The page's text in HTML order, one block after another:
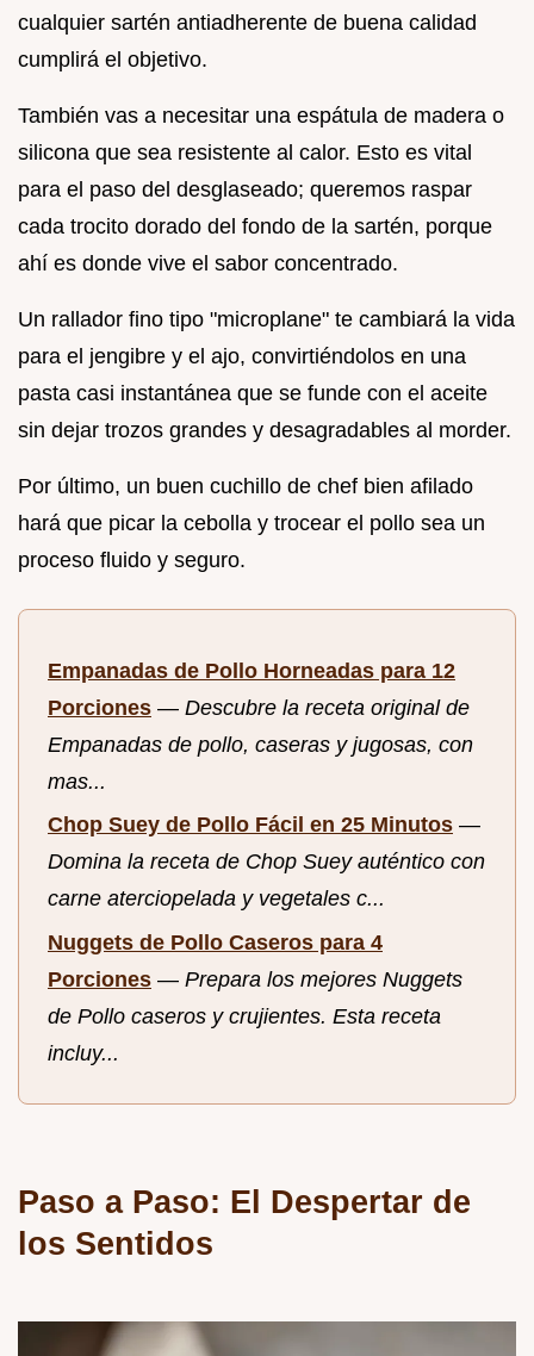
cualquier sartén antiadherente de buena calidad
cumplirá el objetivo.
También vas a necesitar una espátula de madera o
silicona que sea resistente al calor. Esto es vital
para el paso del desglaseado; queremos raspar
cada trocito dorado del fondo de la sartén, porque
ahí es donde vive el sabor concentrado.
Un rallador fino tipo "microplane" te cambiará la vida
para el jengibre y el ajo, convirtiéndolos en una
pasta casi instantánea que se funde con el aceite
sin dejar trozos grandes y desagradables al morder.
Por último, un buen cuchillo de chef bien afilado
hará que picar la cebolla y trocear el pollo sea un
proceso fluido y seguro.
Empanadas de Pollo Horneadas para 12
Porciones — Descubre la receta original de
Empanadas de pollo, caseras y jugosas, con
mas...
Chop Suey de Pollo Fácil en 25 Minutos —
Domina la receta de Chop Suey auténtico con
carne aterciopelada y vegetales c...
Nuggets de Pollo Caseros para 4
Porciones — Prepara los mejores Nuggets
de Pollo caseros y crujientes. Esta receta
incluy...
Paso a Paso: El Despertar de
los Sentidos